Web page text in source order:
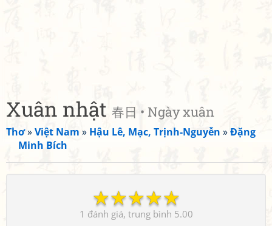
Xuân nhật 春日 • Ngày xuân
Thơ»Việt Nam » Hậu Lê, Mạc, Trịnh-Nguyễn »Đặng
Minh Bích
☆
☆
☆
☆
☆
1 5.00